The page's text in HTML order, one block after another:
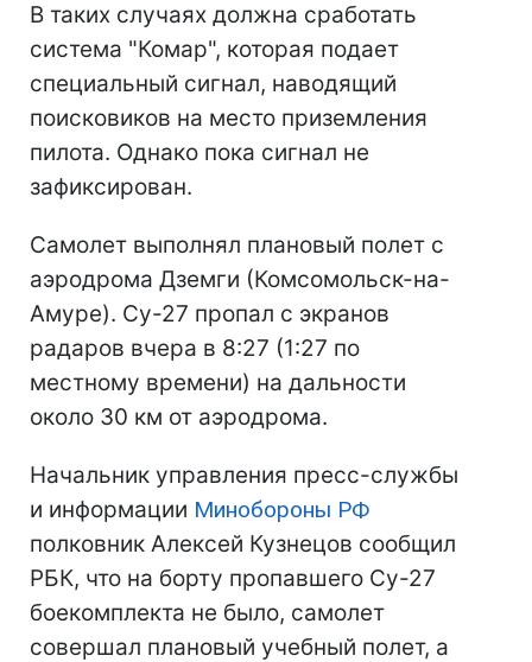
В таких случаях должна сработать
система "Комар", которая подает
специальный сигнал, наводящий
поисковиков на место приземления
пилота. Однако пока сигнал не
зафиксирован.
Самолет выполнял плановый полет с
аэродрома Дземги (Комсомольск-на-
Амуре). Су-27 пропал с экранов
радаров вчера в 8:27 (1:27 по
местному времени) на дальности
около 30 км от аэродрома.
Начальник управления пресс-службы
и информации Минобороны РФ
полковник Алексей Кузнецов сообщил
РБК, что на борту пропавшего Су-27
боекомплекта не было, самолет
совершал плановый учебный полет, а